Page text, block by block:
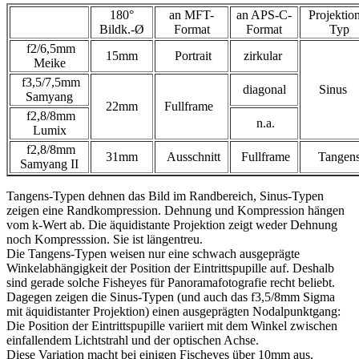
180°
Bildk.-Ø
an MFT-
Format
an APS-C-
Format
Typ
f2/6,5mm
Meike
15mm Portrait zirkular
Sinus
f3,5/7,5mm
Samyang
22mm Fullframe
diagonal
f2,8/8mm
Lumix
n.a.
f2,8/8mm
Samyang II
31mm Ausschnitt Fullframe
Tangens-Typen dehnen das Bild im Randbereich, Sinus-Typen
zeigen eine Randkompression. Dehnung und Kompression hängen
vom k-Wert ab. Die äquidistante Projektion zeigt weder Dehnung
noch Kompresssion. Sie ist längentreu.
Die Tangens-Typen weisen nur eine schwach ausgeprägte
Winkelabhängigkeit der Position der Eintrittspupille auf. Deshalb
sind gerade solche Fisheyes für Panoramafotografie recht beliebt.
Dagegen zeigen die Sinus-Typen (und auch das f3,5/8mm Sigma
mit äquidistanter Projektion) einen ausgeprägten Nodalpunktgang:
Die Position der Eintrittspupille variiert mit dem Winkel zwischen
einfallendem Lichtstrahl und der optischen Achse.
Diese Variation macht bei einigen Fischeyes über 10mm aus.